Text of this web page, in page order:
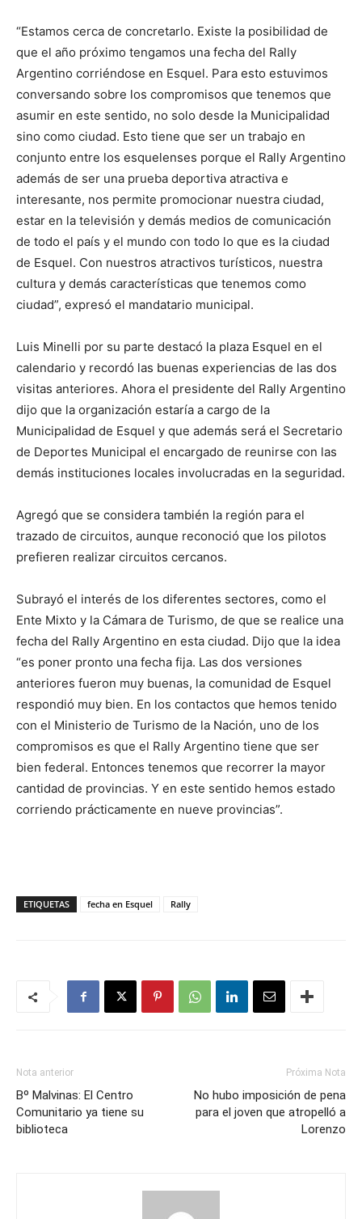
“Estamos cerca de concretarlo. Existe la posibilidad de
que el año próximo tengamos una fecha del Rally
Argentino corriéndose en Esquel. Para esto estuvimos
conversando sobre los compromisos que tenemos que
asumir en este sentido, no solo desde la Municipalidad
sino como ciudad. Esto tiene que ser un trabajo en
conjunto entre los esquelenses porque el Rally Argentino
además de ser una prueba deportiva atractiva e
interesante, nos permite promocionar nuestra ciudad,
estar en la televisión y demás medios de comunicación
de todo el país y el mundo con todo lo que es la ciudad
de Esquel. Con nuestros atractivos turísticos, nuestra
cultura y demás características que tenemos como
ciudad”, expresó el mandatario municipal.
Luis Minelli por su parte destacó la plaza Esquel en el
calendario y recordó las buenas experiencias de las dos
visitas anteriores. Ahora el presidente del Rally Argentino
dijo que la organización estaría a cargo de la
Municipalidad de Esquel y que además será el Secretario
de Deportes Municipal el encargado de reunirse con las
demás instituciones locales involucradas en la seguridad.
Agregó que se considera también la región para el
trazado de circuitos, aunque reconoció que los pilotos
prefieren realizar circuitos cercanos.
Subrayó el interés de los diferentes sectores, como el
Ente Mixto y la Cámara de Turismo, de que se realice una
fecha del Rally Argentino en esta ciudad. Dijo que la idea
“es poner pronto una fecha fija. Las dos versiones
anteriores fueron muy buenas, la comunidad de Esquel
respondió muy bien. En los contactos que hemos tenido
con el Ministerio de Turismo de la Nación, uno de los
compromisos es que el Rally Argentino tiene que ser
bien federal. Entonces tenemos que recorrer la mayor
cantidad de provincias. Y en este sentido hemos estado
corriendo prácticamente en nueve provincias”.
ETIQUETAS fecha en Esquel Rally
Nota anterior
Bº Malvinas: El Centro
Comunitario ya tiene su
biblioteca
Próxima Nota
No hubo imposición de pena
para el joven que atropelló a
Lorenzo